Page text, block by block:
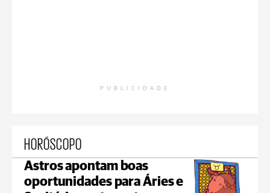
PUBLICIDADE
HORÓSCOPO
Astros apontam boas
oportunidades para Áries e